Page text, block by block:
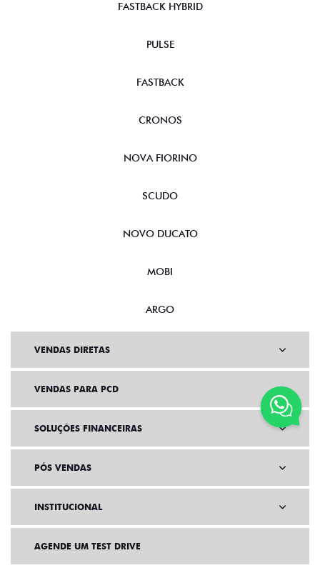
FASTBACK HYBRID
PULSE
FASTBACK
CRONOS
NOVA FIORINO
SCUDO
NOVO DUCATO
MOBI
ARGO
VENDAS DIRETAS
VENDAS PARA PCD
SOLUÇÕES FINANCEIRAS
PÓS VENDAS
INSTITUCIONAL
AGENDE UM TEST DRIVE